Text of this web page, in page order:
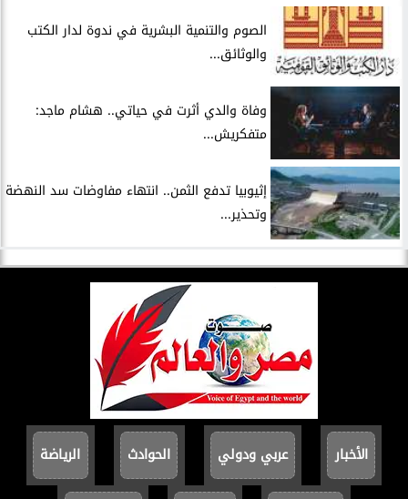
الصوم والتنمية البشرية في ندوة لدار الكتب
والوثائق...
وفاة والدي أثرت في حياتي.. هشام ماجد:
متفكريش...
إثيوبيا تدفع الثمن.. انتهاء مفاوضات سد النهضة
وتحذير...
الأخبار عربي ودولي الحوادث الرياضة